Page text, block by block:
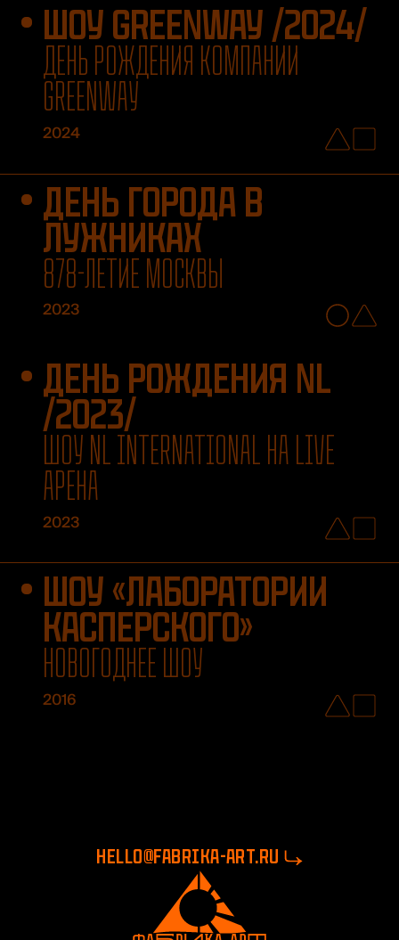
ШОУ GREENWAY /2024/
ДЕНЬ РОЖДЕНИЯ КОМПАНИИ
GREENWAY
2024
ДЕНЬ ГОРОДА В
ЛУЖНИКАХ
878-ЛЕТИЕ МОСКВЫ
2023
ДЕНЬ РОЖДЕНИЯ NL
/2023/
ШОУ NL INTERNATIONAL НА LIVE
АРЕНА
2023
ШОУ «ЛАБОРАТОРИИ
КАСПЕРСКОГО»
НОВОГОДНЕЕ ШОУ
2016
hello@fabrika-art.ru